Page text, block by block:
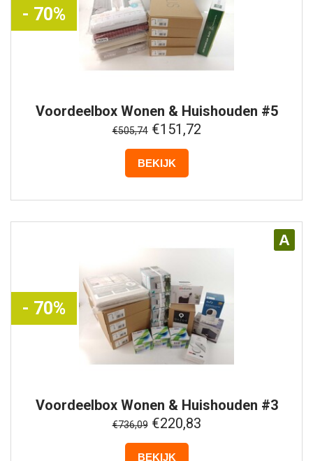
- 70%
VoordeelboxWonen & Huishouden #5
€505,74€151,72
BEKIJK
A
- 70%
VoordeelboxWonen & Huishouden #3
€736,09€220,83
BEKIJK